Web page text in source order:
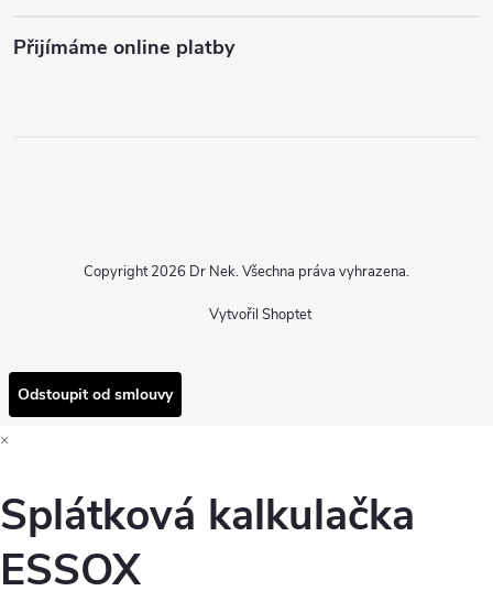
Přijímáme online platby
Vytvořil Shoptet
Copyright 2026 Dr Nek. Všechna práva vyhrazena.
Odstoupit od smlouvy
×
Splátková kalkulačka
ESSOX